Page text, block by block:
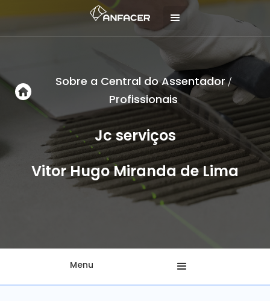
Sobre a Central do Assentador/
Profissionais
Jc serviços
Vitor Hugo Miranda de Lima
Menu